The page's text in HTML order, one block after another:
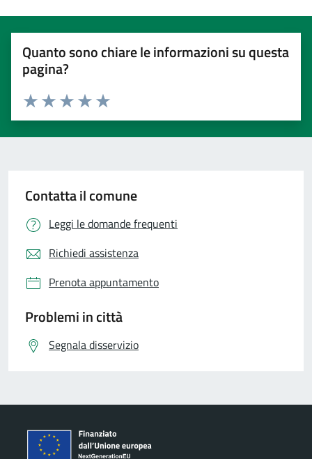
Quanto sono chiare le informazioni su questa
pagina?
Valuta 5 stelle su 5
Valuta 4 stelle su 5
Valuta 3 stelle su 5
Valuta 2 stelle su 5
Valuta 1 stelle su 5
Contatta il comune
Leggi le domande frequenti
Richiedi assistenza
Prenota appuntamento
Problemi in città
Segnala disservizio